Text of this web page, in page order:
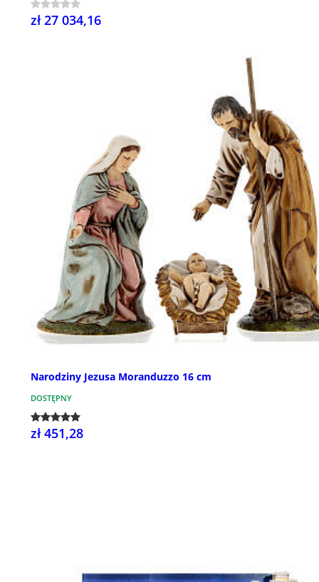
zł 27 034,16
Narodziny Jezusa Moranduzzo 16 cm
DOSTĘPNY
zł 451,28